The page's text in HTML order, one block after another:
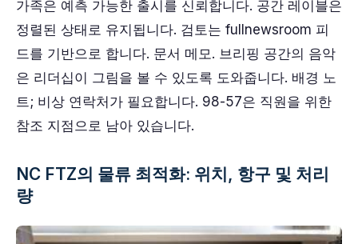
가족은 예측 가능한 출시를 신뢰합니다. 공간 레이블은
정렬된 상태로 유지됩니다. 검토는 fullnewsroom 피
드를 기반으로 합니다. 문서 메모. 브리핑 공간의 음악
은 리더십이 그림을 볼 수 있도록 도와줍니다. 배경 노
트; 비상 연락처가 필요합니다. 98-57은 직원을 위한
참조 지점으로 남아 있습니다.
NC FTZ의 물류 최적화: 위치, 항구 및 처리
량